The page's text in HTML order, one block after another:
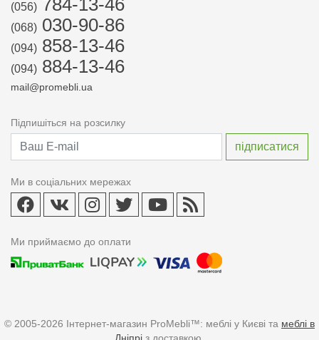
(056) 784-13-46
(068) 030-90-86
(094) 858-13-46
(094) 884-13-46
mail@promebli.ua
Підпишіться на розсилку
Ми в соціальних мережах
Ми приймаємо до оплати
© 2005-2026 Інтернет-магазин ProMebli™: меблі у Києві та меблі в